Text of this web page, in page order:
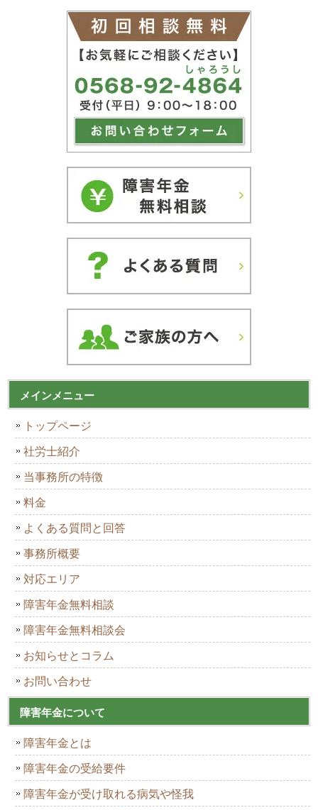
メインメニュー
トップページ
社労士紹介
当事務所の特徴
料金
よくある質問と回答
事務所概要
対応エリア
障害年金無料相談
障害年金無料相談会
お知らせとコラム
お問い合わせ
障害年金について
障害年金とは
障害年金の受給要件
障害年金が受け取れる病気や怪我